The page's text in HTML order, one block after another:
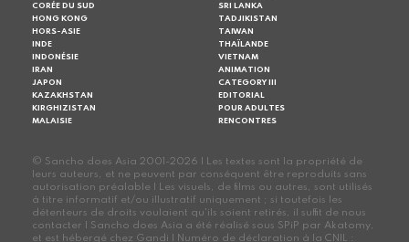
CORÉE DU SUD
HONG KONG
HORS-ASIE
INDE
INDONÉSIE
IRAN
JAPON
KAZAKHSTAN
KIRGHIZISTAN
MALAISIE
SRI LANKA
TADJIKISTAN
TAIWAN
THAÏLANDE
VIETNAM
ANIMATION
CATEGORY III
EDITORIAL
POUR ADULTES
RENCONTRES
© Sancho does Asia 2001-2026 | Les textes sont la propriété de
leurs auteurs, et ne peuvent par conséquent être reproduits sans
autorisation préalable | Les visuels, de films ou autres, sont utilisés
à titre informatif et/ou illustratif uniquement ; si toutefois les
détenteurs de droits voulaient qu'ils soient retirés, il suffit de nous
contacter | Sancho does Asia a été réalisé sous SPiP par Akatomy,
et est hébergé chez Gandi | Numéro de déclaration à la CNIL :